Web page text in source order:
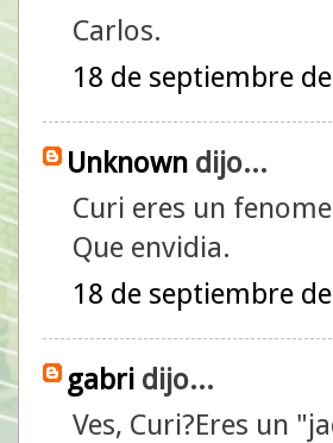
Carlos.
18 de septiembre
Unknown dijo...
Curi eres un
Que envidia.
18 de septiembre
gabri dijo...
Ves, Curi?Eres un